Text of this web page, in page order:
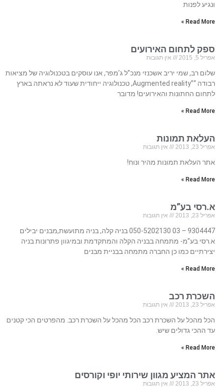
ונגיע לפנות
Read More »
ספק לתחום האירועים
אפריל 5, 2015 אין תגובות
שלום רב, שמי יריב אשכנזי מנכ”ל ג’מפר, אנו עוסקים בטכנולוגיה של מציאות
רבודה “”Augmented reality, טכנולוגיה ייחודית שעוד לא נראתה בארץ
לתחום החתונות והאירועים! מדובר
Read More »
העלאת תמונות
אפריל 23, 2013 אין תגובות
אתר העלאת תמונות מהיר ונוח!
Read More »
א.רסי בע”מ
אפריל 23, 2013 אין תגובות
9304447 – 03 050-5202130 בניה קלה, בניה מתועשת,מבנים יבילים
א.רסי בע”מ- מתמחה בבניה הקלה והמתקדמת ובמיגוון פתרונות בניה
יצירתיים כמו כן החברה מתמחה בבניית מבנים
Read More »
השכרת רכב
אפריל 23, 2013 אין תגובות
הכל מהכל על השכרת רכב הכל מהכל על השכרת רכב. מהפרטים הכי קטנים
עד ההכי גדולים שיש.
Read More »
אתר המציע מגוון שירותי יופי וקורסים
אפריל 23, 2013 אין תגובות